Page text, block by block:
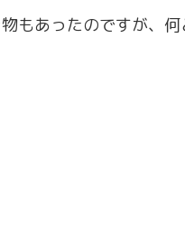
もあったのですが、